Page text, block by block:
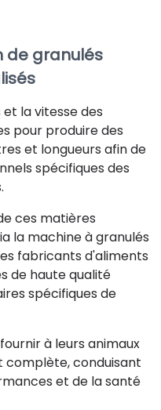
de granulés
la vitesse des
pour produire des
et longueurs afin de
spécifiques des
ces matières
la machine à granulés
fabricants d'aliments
de haute qualité
spécifiques de
à leurs animaux
complète, conduisant
et de la santé